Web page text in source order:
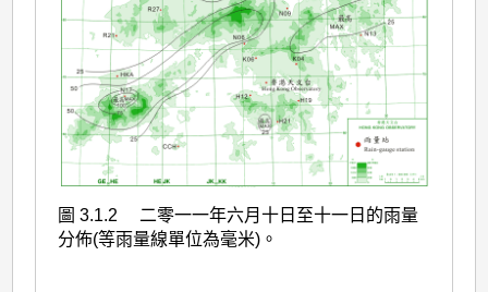
圖 3.1.2 二零一一年六月十日至十一日的雨量
分佈(等雨量線單位為毫米)。